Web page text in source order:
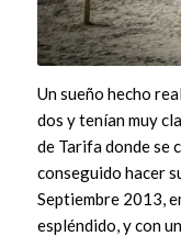
Un sueño hecho
dos y tenían muy
de Tarifa donde se
conseguido hacer
Septiembre 2013,
espléndido, y con